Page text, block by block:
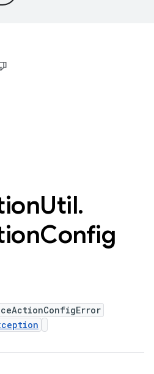
Util.
Config